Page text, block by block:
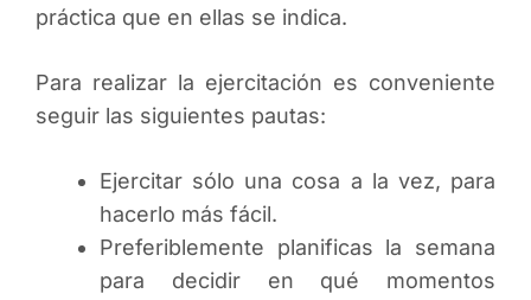
práctica que en ellas se indica.
Para realizar la ejercitación es conveniente
seguir las siguientes pautas:
Ejercitar sólo una cosa a la vez, para
hacerlo más fácil.
Preferiblemente planificas la semana
para decidir en qué momentos